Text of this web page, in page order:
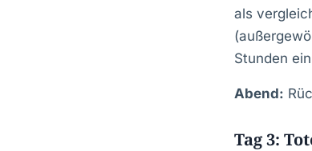
als
Stunden
Abend:
Tag 3: